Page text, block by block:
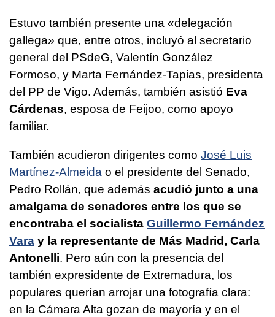
Estuvo también presente una «delegación
gallega» que, entre otros, incluyó al secretario
general del PSdeG, Valentín González
Formoso, y Marta Fernández-Tapias, presidenta
del PP de Vigo. Además, también asistió Eva
Cárdenas, esposa de Feijoo, como apoyo
familiar.
También acudieron dirigentes como José Luis
Martínez-Almeida o el presidente del Senado,
Pedro Rollán, que además acudió junto a una
amalgama de senadores entre los que se
encontraba el socialista Guillermo Fernández
Vara y la representante de Más Madrid, Carla
Antonelli. Pero aún con la presencia del
también expresidente de Extremadura, los
populares querían arrojar una fotografía clara:
en la Cámara Alta gozan de mayoría y en el